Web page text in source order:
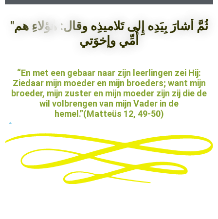
"ثُمَّ أَشارَ بِيَدِه إِلى تَلاميذِه وقال: هٰؤلاءِ هم
أُمِّي وإِخوَتي
“En met een gebaar naar zijn leerlingen zei Hij:
Ziedaar mijn moeder en mijn broeders; want mijn
broeder, mijn zuster en mijn moeder zijn zij die de
wil volbrengen van mijn Vader in de
hemel.”(Matteüs 12, 49-50)